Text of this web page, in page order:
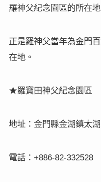
羅神父紀念園區的所在地
正是羅神父當年為金門
在地。
★羅寶田神父紀念園區
地址：金門縣金湖鎮太
電話： +886-82-332528